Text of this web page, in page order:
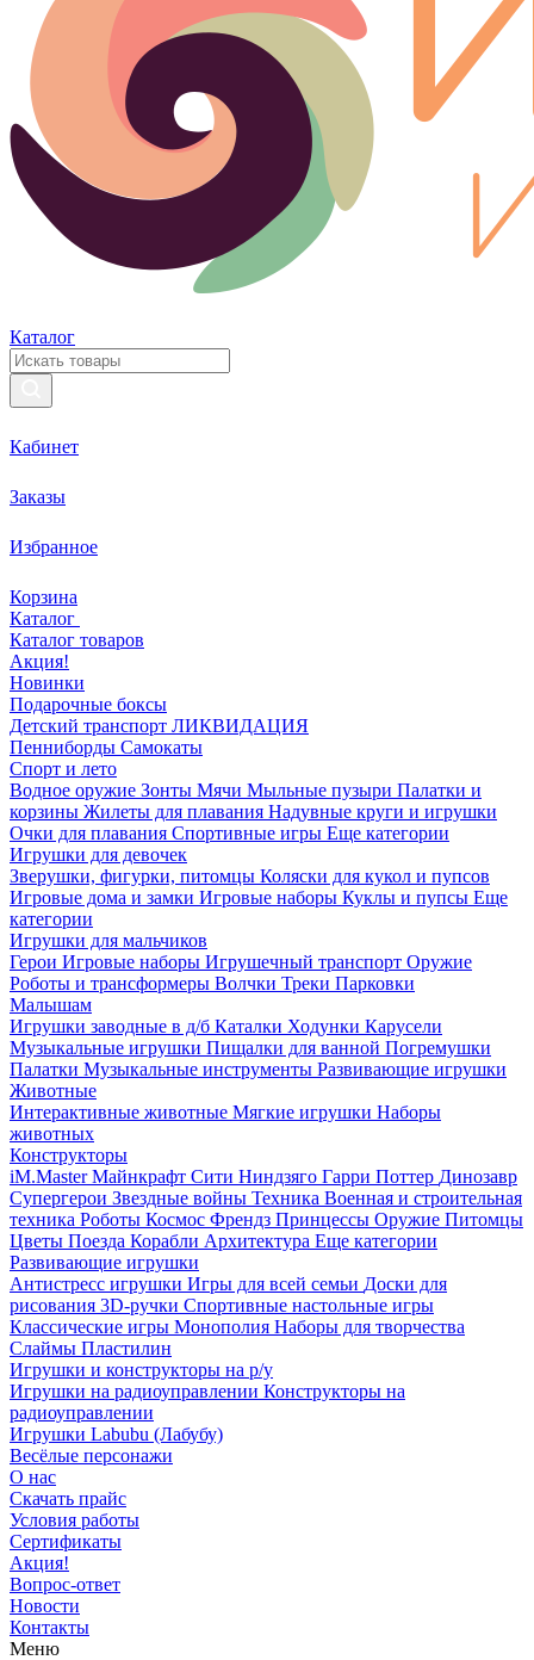
Каталог
Кабинет
Заказы
Избранное
Корзина
Каталог
Каталог товаров
Акция!
Новинки
Подарочные боксы
Детский транспорт ЛИКВИДАЦИЯ
Пенниборды Самокаты
Спорт и лето
Водное оружие Зонты Мячи Мыльные пузыри Палатки и
корзины Жилеты для плавания Надувные круги и игрушки
Очки для плавания Спортивные игры Еще категории
Игрушки для девочек
Зверушки, фигурки, питомцы Коляски для кукол и пупсов
Игровые дома и замки Игровые наборы Куклы и пупсы Еще
категории
Игрушки для мальчиков
Герои Игровые наборы Игрушечный транспорт Оружие
Роботы и трансформеры Волчки Треки Парковки
Малышам
Игрушки заводные в д/б Каталки Ходунки Карусели
Музыкальные игрушки Пищалки для ванной Погремушки
Палатки Музыкальные инструменты Развивающие игрушки
Животные
Интерактивные животные Мягкие игрушки Наборы
животных
Конструкторы
iM.Master Майнкрафт Сити Ниндзяго Гарри Поттер Динозавр
Супергерои Звездные войны Техника Военная и строительная
техника Роботы Космос Френдз Принцессы Оружие Питомцы
Цветы Поезда Корабли Архитектура Еще категории
Развивающие игрушки
Антистресс игрушки Игры для всей семьи Доски для
рисования 3D-ручки Спортивные настольные игры
Классические игры Монополия Наборы для творчества
Слаймы Пластилин
Игрушки и конструкторы на р/у
Игрушки на радиоуправлении Конструкторы на
радиоуправлении
Игрушки Labubu (Лабубу)
Весёлые персонажи
О нас
Скачать прайс
Условия работы
Сертификаты
Акция!
Вопрос-ответ
Новости
Контакты
Меню